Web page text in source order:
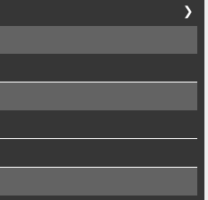
❯